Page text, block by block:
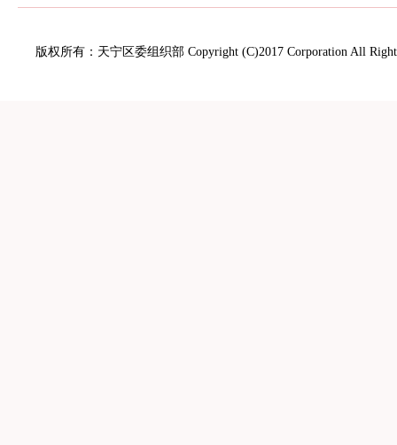
版权所有：天宁区委组织部 Copyright (C)2017 Corporation All